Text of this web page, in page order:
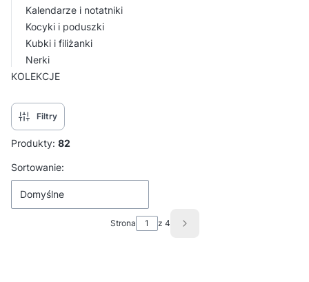
Kalendarze i notatniki
Kocyki i poduszki
Kubki i filiżanki
Nerki
KOLEKCJE
Filtry
Produkty: 82
Lista produktów
Sortowanie:
Domyślne
Strona z 4 Następne produkty